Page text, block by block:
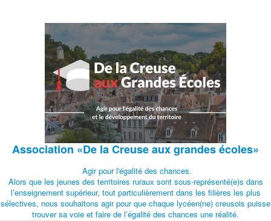
Association «De la Creuse aux grandes écoles»
Agir pour l'égalité des chances.
Alors que les jeunes des territoires ruraux sont sous-représenté(e)s dans
l’enseignement supérieur, tout particulièrement dans les filières les plus
sélectives, nous souhaitons agir pour que chaque lycéen(ne) creusois puisse
trouver sa voie et faire de l’égalité des chances une réalité.